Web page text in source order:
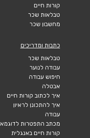
קורות חיים
טבלאות שכר
מחשבון שכר
כתבות ומדריכים
טבלאות שכר
עבודה לנוער
חיפוש עבודה
אבטלה
איך לכתוב קורות חיים
איך להתכונן לראיון
עבודה
מכתב התפטרות לדוגמא
קורות חיים באנגלית